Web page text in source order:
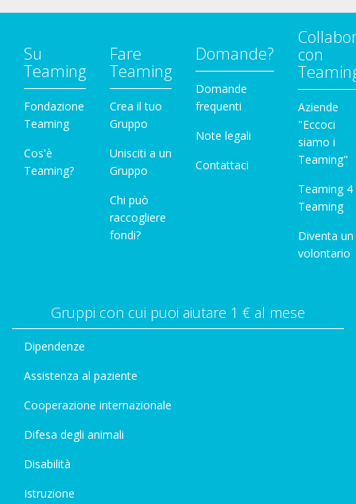
Su
Teaming
Fondazione
Teaming
Cos'è
Teaming?
Fare
Teaming
Crea il tuo
Gruppo
Unisciti a un
Gruppo
Chi può
raccogliere
fondi?
Domande?
Domande
frequenti
Note legali
Contattaci
con
Aziende
"Eccoci
siamo i
Teaming"
Teaming 4
Teaming
Diventa un
volontario
Gruppi con cui puoi aiutare 1 € al mese
Dipendenze
Assistenza al paziente
Cooperazione internazionale
Difesa degli animali
Disabilità
Istruzione